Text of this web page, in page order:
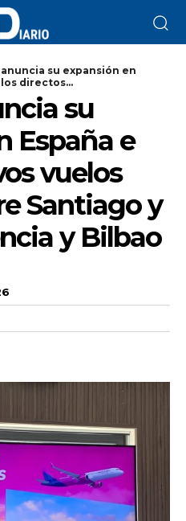
su expansión en
directos...
su
España e
vuelos
Santiago y
y Bilbao